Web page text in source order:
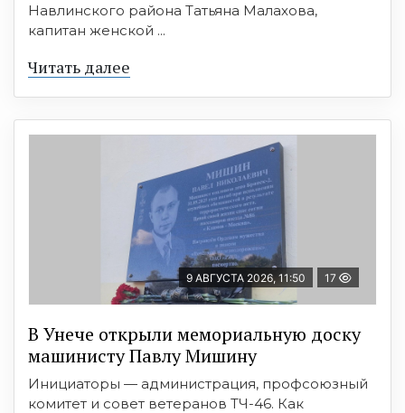
Навлинского района Татьяна Малахова,
капитан женской ...
Читать далее
9 АВГУСТА 2026, 11:50 17
В Унече открыли мемориальную доску
машинисту Павлу Мишину
Инициаторы — администрация, профсоюзный
комитет и совет ветеранов ТЧ-46. Как